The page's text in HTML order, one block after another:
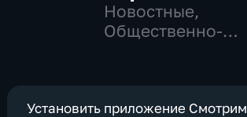
Новостные,
Общественно-
Установить приложение Смотрим